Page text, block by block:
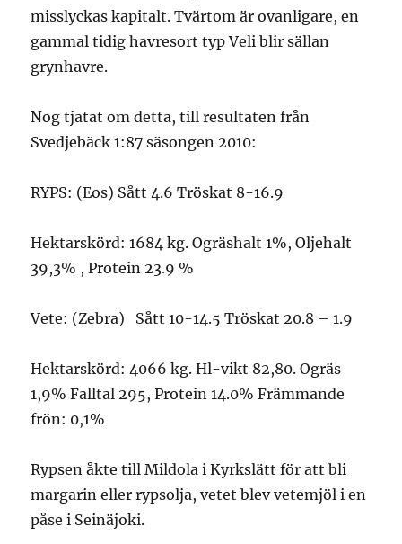
misslyckas kapitalt. Tvärtom är ovanligare, en
gammal tidig havresort typ Veli blir sällan
grynhavre.
Nog tjatat om detta, till resultaten från
Svedjebäck 1:87 säsongen 2010:
RYPS: (Eos) Sått 4.6 Tröskat 8-16.9
Hektarskörd: 1684 kg. Ogräshalt 1%, Oljehalt
39,3% , Protein 23.9 %
Vete: (Zebra) Sått 10-14.5 Tröskat 20.8 – 1.9
Hektarskörd: 4066 kg. Hl-vikt 82,80. Ogräs
1,9% Falltal 295, Protein 14.0% Främmande
frön: 0,1%
Rypsen åkte till Mildola i Kyrkslätt för att bli
margarin eller rypsolja, vetet blev vetemjöl i en
påse i Seinäjoki.